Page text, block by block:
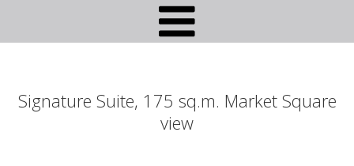
Signature Suite, 175 sq.m. Market Square
view